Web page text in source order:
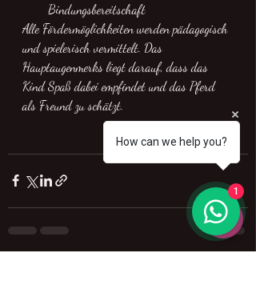
Bindungsbereitschaft
Alle Fördermöglichkeiten werden pädagogisch
und spielerisch vermittelt. Das
Hauptaugenmerks liegt darauf, dass das
Kind Spaß dabei empfindet und das Pferd
als Freund zu schätzt.
How can we help you?
1